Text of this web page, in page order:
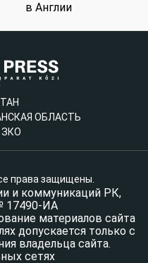
в Англии
ОБЛАСТЬ
права защищены.
и коммуникаций РК,
17490-ИА
материалов сайта
допускается только с
владельца сайта.
сетях